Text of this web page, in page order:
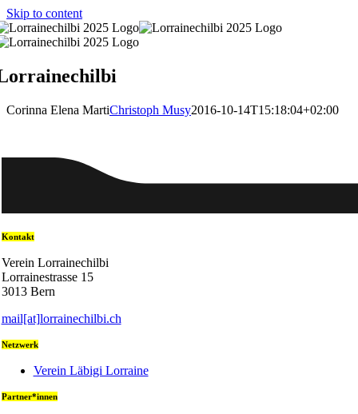
Skip to content
Corinna Elena MartiChristoph Musy2016-10-14T15:18:04+02:00
Kontakt
Verein Lorrainechilbi
Lorrainestrasse 15
3013 Bern
mail[at]lorrainechilbi.ch
Netzwerk
Verein Läbigi Lorraine
Partner*innen